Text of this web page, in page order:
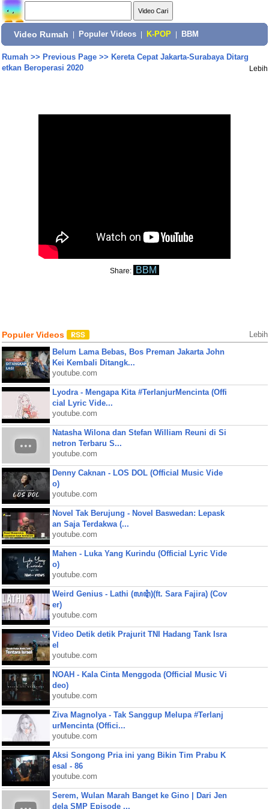
Video Rumah Populer Videos K-POP BBM
Rumah>> Previous Page>> Kereta Cepat Jakarta-Surabaya Ditarg
etkan Beroperasi 2020
Lebih
Share: BBM
Populer Videos Lebih
Belum Lama Bebas, Bos Preman Jakarta John
Kei Kembali Ditangk...
youtube.com
Lyodra - Mengapa Kita #TerlanjurMencinta (Offi
cial Lyric Vide...
youtube.com
Natasha Wilona dan Stefan William Reuni di Si
netron Terbaru S...
youtube.com
Denny Caknan - LOS DOL (Official Music Vide
o)
youtube.com
Novel Tak Berujung - Novel Baswedan: Lepask
an Saja Terdakwa (...
youtube.com
Mahen - Luka Yang Kurindu (Official Lyric Vide
o)
youtube.com
Weird Genius - Lathi (ꦭꦛꦶ)(ft. Sara Fajira) (Cov
er)
youtube.com
Video Detik detik Prajurit TNI Hadang Tank Isra
el
youtube.com
NOAH - Kala Cinta Menggoda (Official Music Vi
deo)
youtube.com
Ziva Magnolya - Tak Sanggup Melupa #Terlanj
urMencinta (Offici...
youtube.com
Aksi Songong Pria ini yang Bikin Tim Prabu K
esal - 86
youtube.com
Serem, Wulan Marah Banget ke Gino | Dari Jen
dela SMP Episode ...